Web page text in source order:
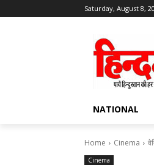
Saturday, August 8,
NATIONAL
Home Cinema
Cinema